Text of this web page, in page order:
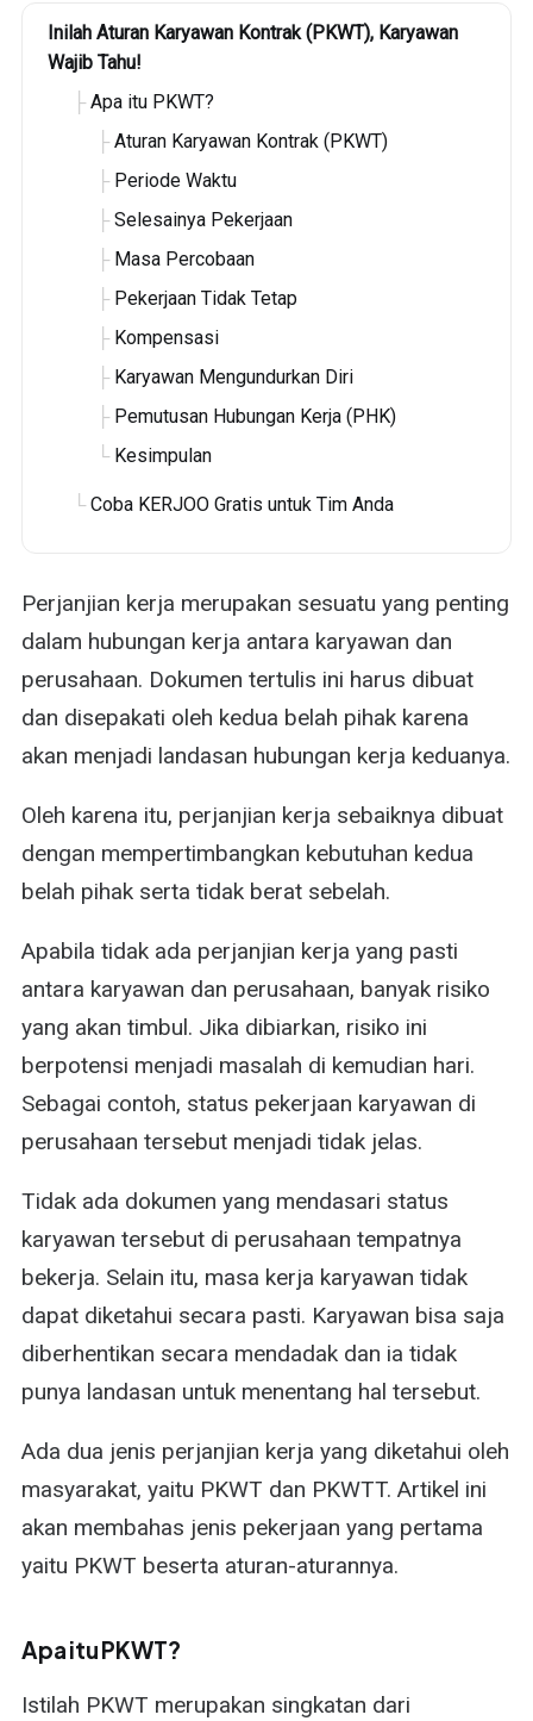
Inilah Aturan Karyawan Kontrak (PKWT), Karyawan
Wajib Tahu!
Apa itu PKWT?
Aturan Karyawan Kontrak (PKWT)
Periode Waktu
Selesainya Pekerjaan
Masa Percobaan
Pekerjaan Tidak Tetap
Kompensasi
Karyawan Mengundurkan Diri
Pemutusan Hubungan Kerja (PHK)
Kesimpulan
Coba KERJOO Gratis untuk Tim Anda
Perjanjian kerja merupakan sesuatu yang penting
dalam hubungan kerja antara karyawan dan
perusahaan. Dokumen tertulis ini harus dibuat
dan disepakati oleh kedua belah pihak karena
akan menjadi landasan hubungan kerja keduanya.
Oleh karena itu, perjanjian kerja sebaiknya dibuat
dengan mempertimbangkan kebutuhan kedua
belah pihak serta tidak berat sebelah.
Apabila tidak ada perjanjian kerja yang pasti
antara karyawan dan perusahaan, banyak risiko
yang akan timbul. Jika dibiarkan, risiko ini
berpotensi menjadi masalah di kemudian hari.
Sebagai contoh, status pekerjaan karyawan di
perusahaan tersebut menjadi tidak jelas.
Tidak ada dokumen yang mendasari status
karyawan tersebut di perusahaan tempatnya
bekerja. Selain itu, masa kerja karyawan tidak
dapat diketahui secara pasti. Karyawan bisa saja
diberhentikan secara mendadak dan ia tidak
punya landasan untuk menentang hal tersebut.
Ada dua jenis perjanjian kerja yang diketahui oleh
masyarakat, yaitu PKWT dan PKWTT. Artikel ini
akan membahas jenis pekerjaan yang pertama
yaitu PKWT beserta aturan-aturannya.
Apa itu PKWT?
Istilah PKWT merupakan singkatan dari